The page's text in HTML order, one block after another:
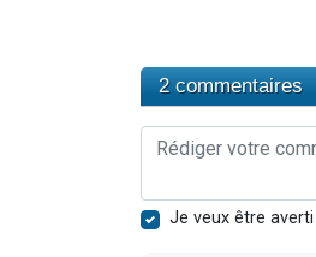
2 commentaires
Je veux être